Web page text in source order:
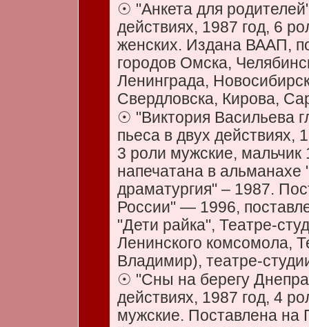
☉ "Анкета для
действиях, 1987 год, 6
женских. Издана ВААП,
городов Омска,
Ленинграда,
Свердловска, Кирова,
☉ "Виктория Васильева
пьеса в двух действиях,
3 роли мужские,
напечатана в
драматургия" – 1987.
России" — 1996,
"Дети райка", Театре-
Ленинского комсомола,
Владимир), театре-
☉ "Сны на берегу
действиях, 1987 год, 4
мужские. Поставлена